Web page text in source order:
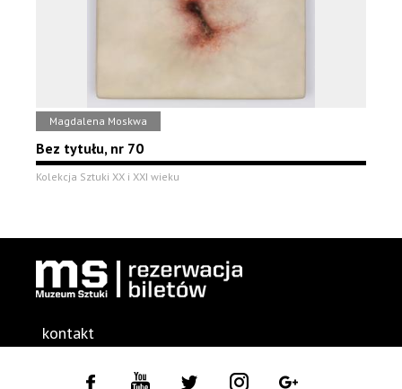
Magdalena Moskwa
Bez tytułu, nr 70
Kolekcja Sztuki XX i XXI wieku
kontakt